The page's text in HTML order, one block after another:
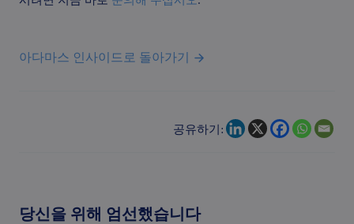
아다마스 인사이드로 돌아가기
공유하기:
당신을 위해 엄선했습니다